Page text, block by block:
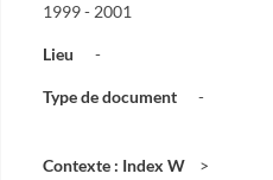
1999 - 2001
Lieu -
Type de document -
Contexte : Index W